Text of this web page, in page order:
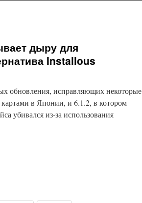
дыру для
Installous
обновления, исправляющих некоторые
в Японии, и 6.1.2, в котором
убивался из-за использования